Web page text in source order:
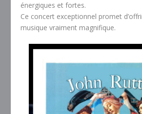
énergiques et fortes.
Ce concert exceptionnel promet
musique vraiment magnifique.